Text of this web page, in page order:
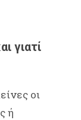
γιατί
οι
ή